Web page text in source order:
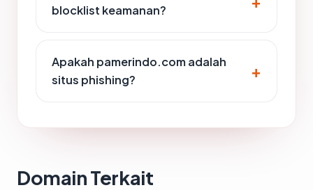
blocklist keamanan?
Apakah pamerindo.com adalah
situs phishing?
Domain Terkait